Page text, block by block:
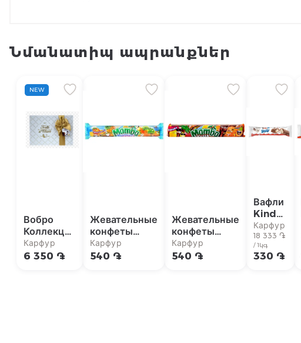
Նմանատիպ ապրանքներ
NEW
Вобро
Коллекция
конфет
345г
Карфур
6 350 ֏
Жевательные
конфеты
Mamba
Tropics 79,5
Карфур
540 ֏
Жевательные
конфеты
Mamba Cola
и Фрукты
Карфур
540 ֏
Вафли
Kinder
Tronky
18г
Карфур
18 333 ֏
/ 1կգ
330 ֏